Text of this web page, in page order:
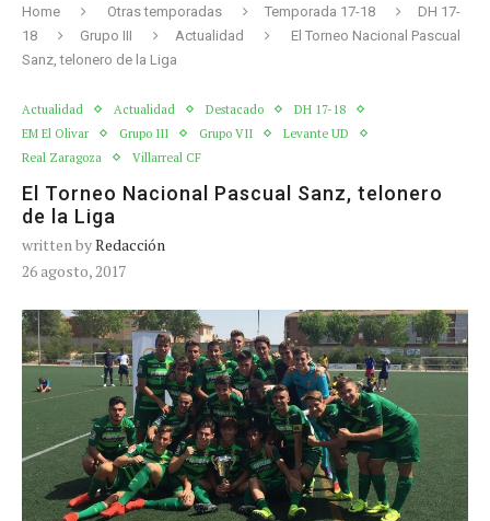
Home Otras temporadas Temporada 17-18
DH 17-
18
Grupo III Actualidad
El Torneo Nacional Pascual
Sanz, telonero de la Liga
Actualidad Actualidad Destacado
DH 17-18
EM El Olivar
Grupo III Grupo VII
Levante UD
Real Zaragoza
Villarreal CF
El Torneo Nacional Pascual Sanz, telonero
de la Liga
written byRedacción
26 agosto, 2017